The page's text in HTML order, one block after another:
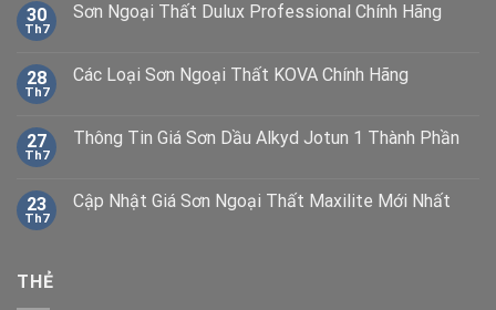
30
Th7
Sơn Ngoại Thất Dulux Professional Chính Hãng
28
Th7
Các Loại Sơn Ngoại Thất KOVA Chính Hãng
27
Th7
Thông Tin Giá Sơn Dầu Alkyd Jotun 1 Thành Phần
23
Th7
Cập Nhật Giá Sơn Ngoại Thất Maxilite Mới Nhất
THẺ